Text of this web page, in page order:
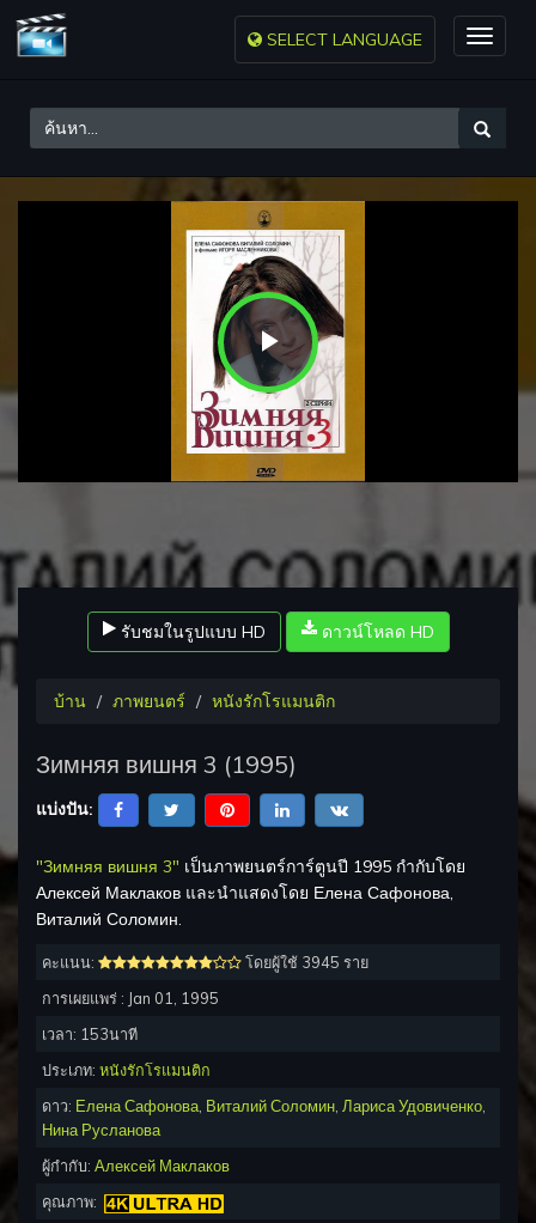
Toggle
SELECT LANGUAGE
Play
Video
รับชมในรูปแบบ HD ดาวน์โหลด HD
บ้าน ภาพยนตร์ หนังรักโรแมนติก
Зимняя вишня 3 (1995)
แบ่งปัน:
"Зимняя вишня 3" เป็นภาพยนตร์การ์ตูนปี 1995 กำกับโดย
Алексей Маклаков และนำแสดงโดย Елена Сафонова,
Виталий Соломин.
คะแนน:
โดยผู้ใช้ 3945 ราย
การเผยแพร่ : Jan 01, 1995
เวลา: 153นาที
ประเภท: หนังรักโรแมนติก
ดาว: Елена Сафонова Виталий Соломин Лариса Удовиченко
Нина Русланова
ผู้กำกับ: Алексей Маклаков
คุณภาพ: